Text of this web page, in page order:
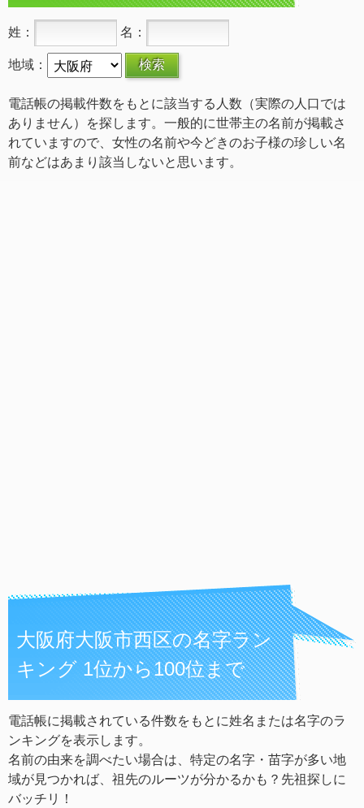
姓： 名：
地域：
電話帳の掲載件数をもとに該当する人数（実際の人口では
ありません）を探します。一般的に世帯主の名前が掲載さ
れていますので、女性の名前や今どきのお子様の珍しい名
前などはあまり該当しないと思います。
大阪府大阪市西区の名字ラン
キング 1位から100位まで
電話帳に掲載されている件数をもとに姓名または名字のラ
ンキングを表示します。
名前の由来を調べたい場合は、特定の名字・苗字が多い地
域が見つかれば、祖先のルーツが分かるかも？先祖探しに
バッチリ！